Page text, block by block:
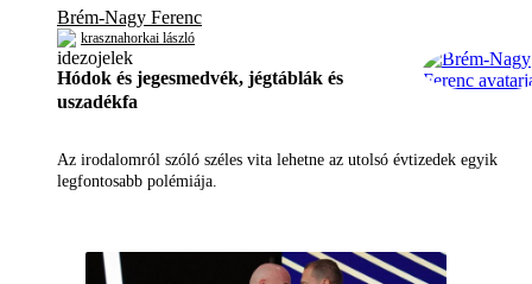
Brém-Nagy Ferenc
krasznahorkai lászló
Hódok és jegesmedvék, jégtáblák és
uszadékfa
Az irodalomról szóló széles vita lehetne az utolsó évtizedek egyik
legfontosabb polémiája.